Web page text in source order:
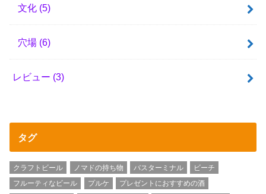
文化 (5)
穴場 (6)
レビュー (3)
タグ
クラフトビール ノマドの持ち物 バスターミナル
ビーチ
フルーティなビール
プルケ
プレゼントにおすすめの酒